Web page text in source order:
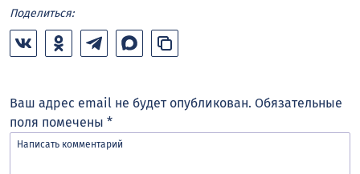
Поделиться:
Ваш адрес email не будет опубликован. Обязательные
поля помечены *